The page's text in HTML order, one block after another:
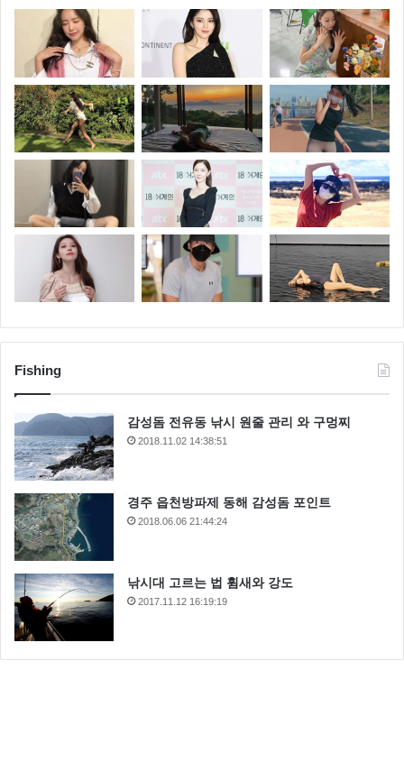
Fishing
감성돔 전유동 낚시 원줄 관리 와 구멍찌
2018.11.02 14:38:51
경주 읍천방파제 동해 감성돔 포인트
2018.06.06 21:44:24
낚시대 고르는 법 휨새와 강도
2017.11.12 16:19:19